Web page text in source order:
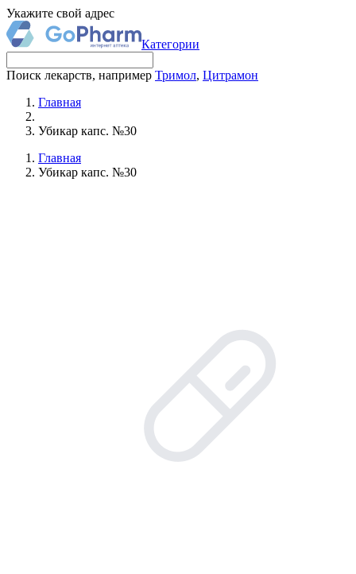
Укажите свой адрес
Категории
Поиск лекарств, например Тримол, Цитрамон
Главная
Убикар капс. №30
Главная
Убикар капс. №30